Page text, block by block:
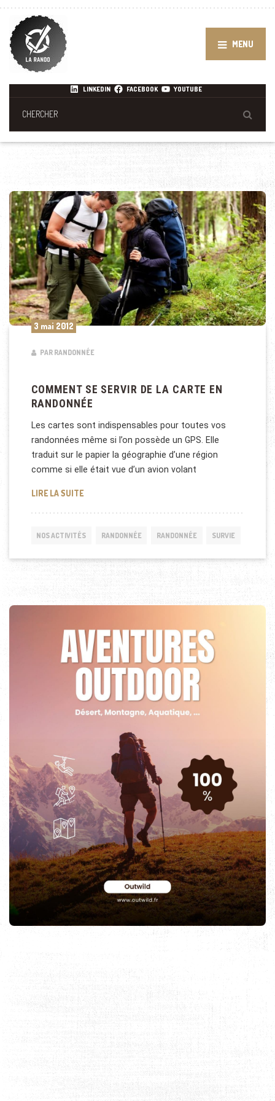
MENU
LINKEDIN FACEBOOK YOUTUBE
3 mai 2012
PAR RANDONNÉE
COMMENT SE SERVIR DE LA CARTE EN
RANDONNÉE
Les cartes sont indispensables pour toutes vos
randonnées même si l’on possède un GPS. Elle
traduit sur le papier la géographie d’une région
comme si elle était vue d’un avion volant
LIRE LA SUITECOMMENT SE SERVIR DE LA CARTE EN RANDONNÉE
NOS ACTIVITÉS RANDONNÉE RANDONNÉE SURVIE